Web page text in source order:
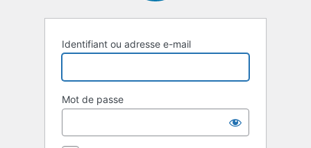
Identifiant ou adresse e-mail
Mot de passe